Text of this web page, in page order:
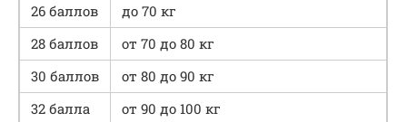
26 баллов
до 70 кг
28 баллов
от 70 до 80 кг
30 баллов
от 80 до 90 кг
32 балла
от 90 до 100 кг